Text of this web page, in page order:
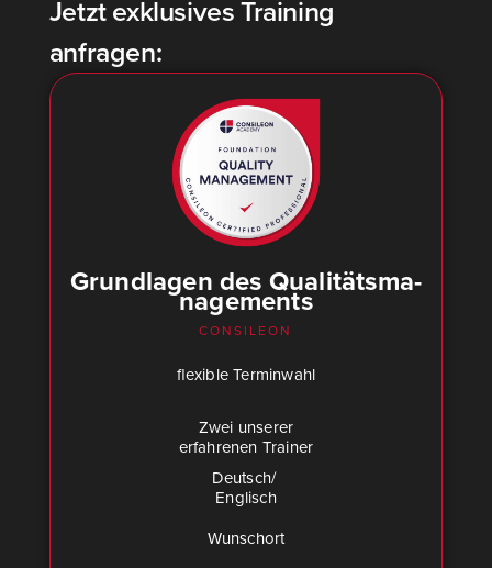
Jetzt exklusives Training
anfragen:
Grund­la­gen des Qua­li­täts­ma­
nage­ments
CONSILEON
fle­xi­ble Ter­min­wahl
Zwei unserer
erfahrenen Trainer
Deutsch/​
Eng­lisch
Wunschort